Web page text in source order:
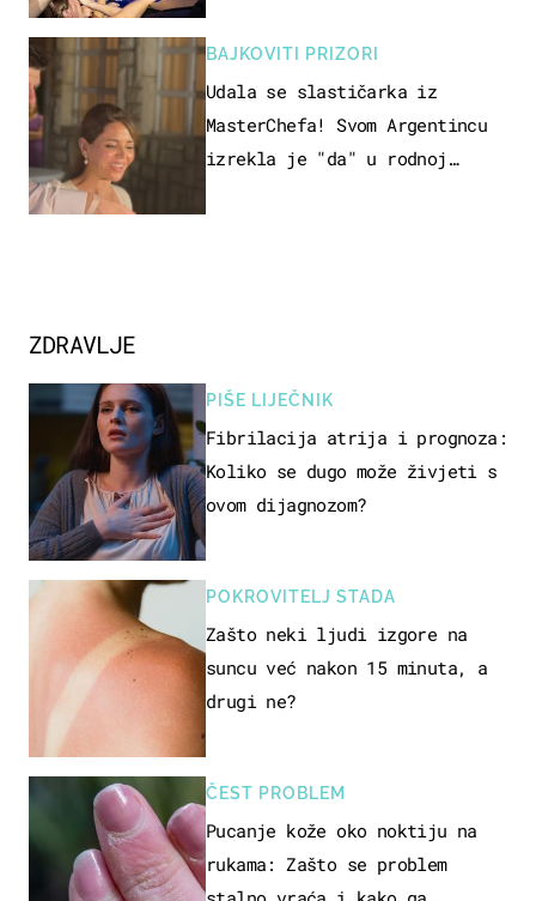
BAJKOVITI PRIZORI
Udala se slastičarka iz
MasterChefa! Svom Argentincu
izrekla je "da" u rodnoj
ZDRAVLJE
PIŠE LIJEČNIK
Fibrilacija atrija i prognoza:
Koliko se dugo može živjeti s
ovom dijagnozom?
POKROVITELJ STADA
Zašto neki ljudi izgore na
suncu već nakon 15 minuta, a
drugi ne?
ČEST PROBLEM
Pucanje kože oko noktiju na
rukama: Zašto se problem